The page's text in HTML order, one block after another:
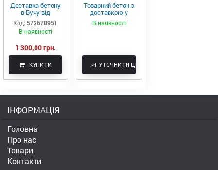
Доставка бетону
в Бучу від
виробника
Код: 572678951
В наявності
1 300,00 грн.
КУПИТИ
Товарний бетон з
доставкою у
В наявності
УТОЧНИТИ ЦІНУ
ІНФОРМАЦІЯ
Головна
Про нас
Товари
Контакти